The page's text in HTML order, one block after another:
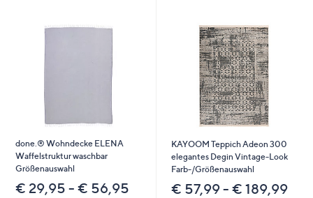
done.® Wohndecke ELENA
Waffelstruktur waschbar
Größenauswahl
€ 29,95 - € 56,95
KAYOOM Teppich Adeon 300
elegantes Degin Vintage-Look
Farb-/Größenauswahl
€ 57,99 - € 189,99